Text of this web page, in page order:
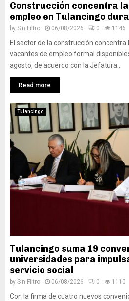
Construcción concentra
empleo en Tulancingo
by Sin Filtro 06/08/2026 0 1146
El sector de la construcción concentra
vacantes de empleo formal
agosto, de acuerdo con la Jefatura...
Read more
Tulancingo
Tulancingo suma 19
universidades para
servicio social
by Sin Filtro 06/08/2026 0 1110
Con la firma de cuatro nuevos